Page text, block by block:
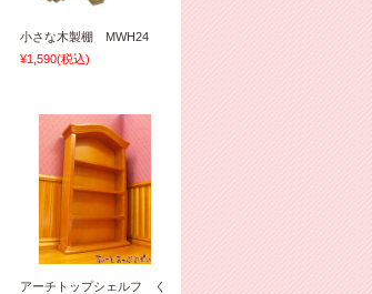
小さな木製棚 MWH24
¥1,590(税込)
アーチトップシェルフ く